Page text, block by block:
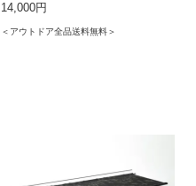
14,000円
＜アウトドア全品送料無料＞